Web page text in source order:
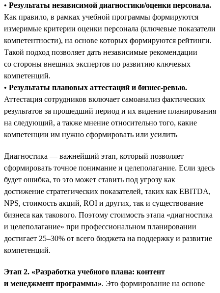
• Результаты независимой диагностики/оценки персонала.
Как правило, в рамках учебной программы формируются
измеримые критерии оценки персонала (ключевые показатели
компетентности), на основе которых формируются рейтинги.
Такой подход позволяет дать независимые рекомендации
со стороны внешних экспертов по развитию ключевых
компетенций.
• Результаты плановых аттестаций и бизнес-ревью.
Аттестация сотрудников включает самоанализ фактических
результатов за прошедший период и их видение планирования
на следующий, а также мнение относительно того, какие
компетенции им нужно сформировать или усилить
Диагностика — важнейший этап, который позволяет
сформировать точное понимание и целеполагание. Если здесь
будет ошибка, то это может ставить под угрозу как
достижение стратегических показателей, таких как EBITDA,
NPS, стоимость акций, ROI и других, так и существование
бизнеса как такового. Поэтому стоимость этапа «диагностика
и целеполагание» при профессиональном планировании
достигает 25–30% от всего бюджета на поддержку и развитие
компетенций.
Этап 2. «Разработка учебного плана: контент
и менеджмент программы». Это формирование на основе